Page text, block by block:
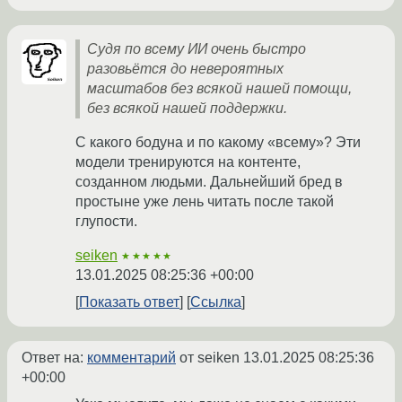
Судя по всему ИИ очень быстро
разовьётся до невероятных
масштабов без всякой нашей помощи,
без всякой нашей поддержки.
С какого бодуна и по какому «всему»? Эти
модели тренируются на контенте,
созданном людьми. Дальнейший бред в
простыне уже лень читать после такой
глупости.
seiken ★★★★★
13.01.2025 08:25:36 +00:00
Показать ответ
Ссылка
Ответ на: комментарий от seiken 13.01.2025 08:25:36
+00:00